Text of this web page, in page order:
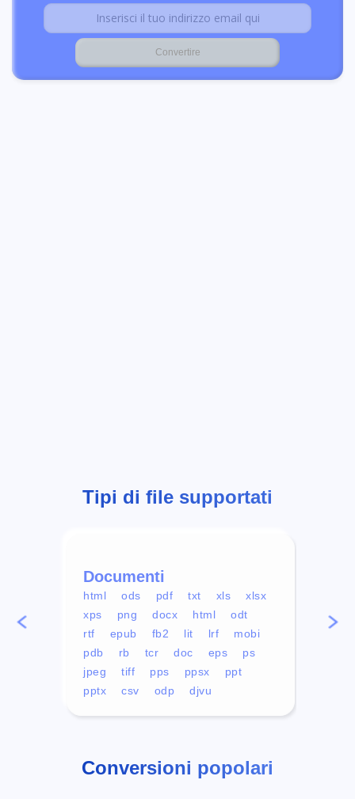
Tipi di file supportati
Documenti
html ods pdf txt xls
xlsx
xps
png docx html
odt
rtf
epub fb2 lit lrf
mobi
pdb
rb tcr doc eps
ps
jpeg
tiff pps ppsx
ppt
pptx
csv odp djvu
mp4
Conversioni popolari